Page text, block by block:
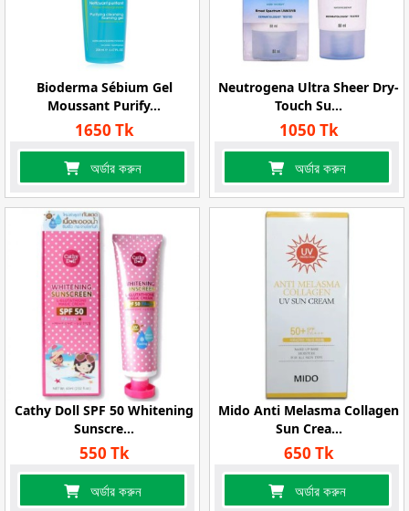
Bioderma Sébium Gel
Moussant Purify...
1650 Tk
অর্ডার করুন
Neutrogena Ultra Sheer Dry-
Touch Su...
1050 Tk
অর্ডার করুন
Cathy Doll SPF 50 Whitening
Sunscre...
550 Tk
অর্ডার করুন
Mido Anti Melasma Collagen
Sun Crea...
650 Tk
অর্ডার করুন